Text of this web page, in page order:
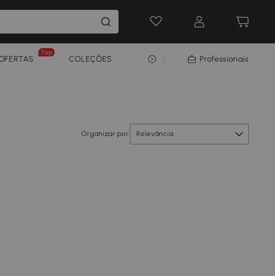
Top
COLEÇÕES SELEÇÃO PREMIUMProfessionais
Organizar por: Relevância